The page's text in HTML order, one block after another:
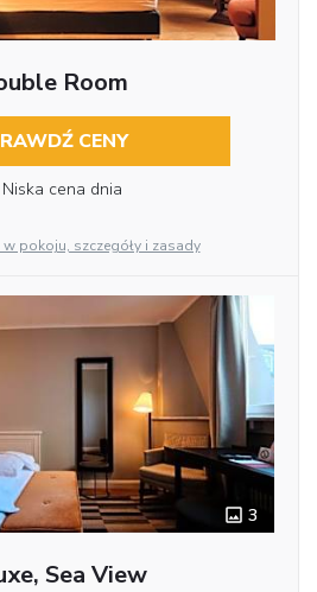
Room
CENY
Niska cena dnia
pokoju, szczegóły i zasady
3
Sea View